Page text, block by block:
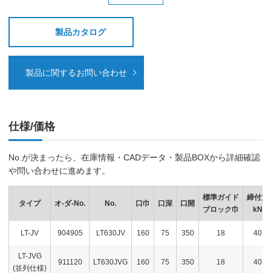
製品カタログ
製品に関するお問い合わせ
仕様/価格
No.が決まったら、在庫情報・CADデータ・製品BOXから詳細確認
や問い合わせに進めます。
タイプ オ-ダ-No. No. 口巾 口深 口開
標準ガイド
ブロック巾
締付力
kN
LT-JV 904905 LT630JV 160 75 350 18 40
LT-JVG
(並列仕様)
911120 LT630JVG 160 75 350 18 40